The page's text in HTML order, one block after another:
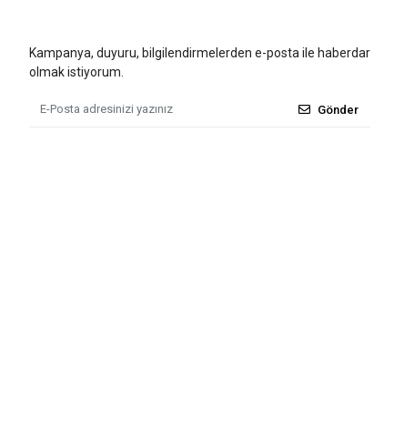
Kampanya, duyuru, bilgilendirmelerden e-posta ile haberdar
olmak istiyorum.
Gönder